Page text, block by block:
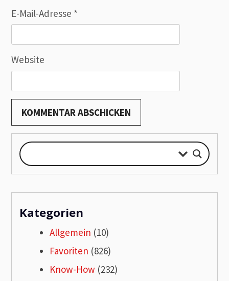
E-Mail-Adresse *
Website
Kategorien
Allgemein (10)
Favoriten (826)
Know-How (232)